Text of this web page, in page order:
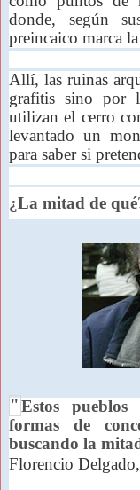
donde, según
preincaico marca
Allí, las ruinas
grafitis sino por
utilizan el cerro
levantado un
para saber si
¿La mitad de
"Estos
formas de
buscando la
Florencio